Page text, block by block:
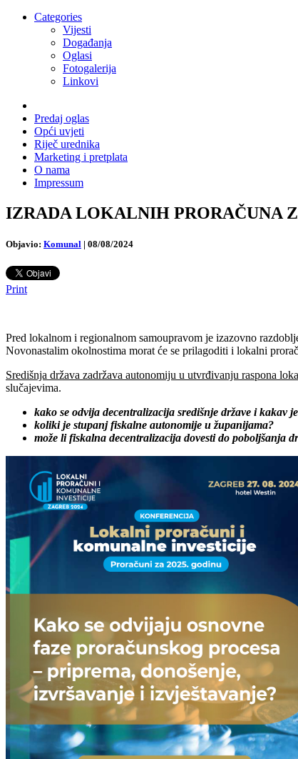
Categories
Vijesti
Događanja
Oglasi
Fotogalerija
Linkovi
Predaj oglas
Opći uvjeti
Riječ urednika
Marketing i pretplata
O nama
Impressum
IZRADA LOKALNIH PRORAČUNA
Objavio: Komunal | 08/08/2024
Print
Pred lokalnom i regionalnom samoupravom je izazovno
Novonastalim okolnostima morat će se prilagoditi i lokalni
Središnja država zadržava autonomiju u utvrđivanju raspona
slučajevima.
kako se odvija decentralizacija središnje države i
koliki je stupanj fiskalne autonomije u županijama?
može li fiskalna decentralizacija dovesti do poboljšanja